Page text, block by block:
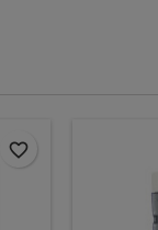
favorite_border